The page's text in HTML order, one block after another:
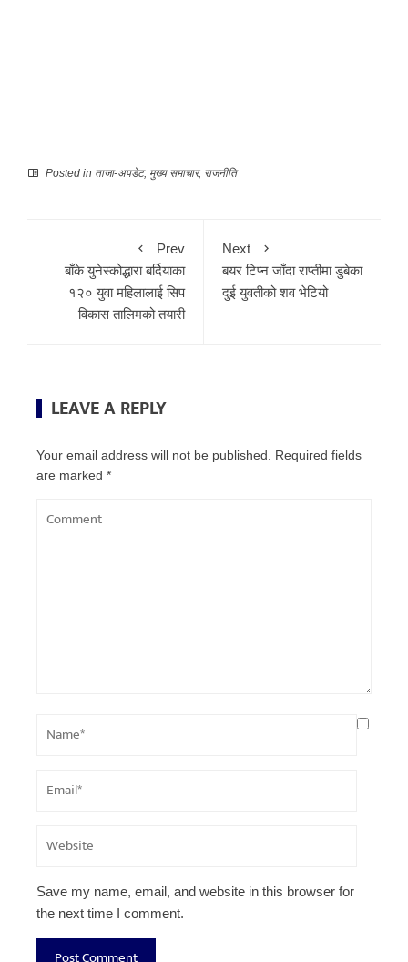
Posted in ताजा-अपडेट, मुख्य समाचार, राजनीति
Prev
बाँके युनेस्कोद्धारा बर्दियाका
१२० युवा महिलालाई सिप
विकास तालिमको तयारी
Next
बयर टिप्न जाँदा राप्तीमा डुबेका
दुई युवतीको शव भेटियो
LEAVE A REPLY
Your email address will not be published.
Required fields
are marked *
Save my name, email, and website in this browser for
the next time I comment.